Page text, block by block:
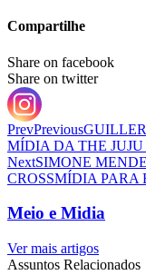
Compartilhe
Share on facebook
Share on twitter
PrevPrevious
MÍDIA DA THE
NextSIMONE
CROSSMÍDIA PARA
Meio e Midia
Ver mais artigos
Assuntos Relacionados